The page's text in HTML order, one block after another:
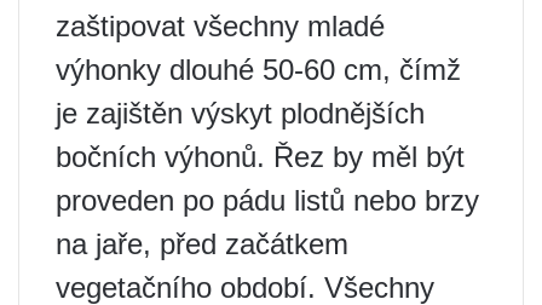
zaštipovat všechny mladé
výhonky dlouhé 50-60 cm, čímž
je zajištěn výskyt plodnějších
bočních výhonů. Řez by měl být
proveden po pádu listů nebo brzy
na jaře, před začátkem
vegetačního období. Všechny